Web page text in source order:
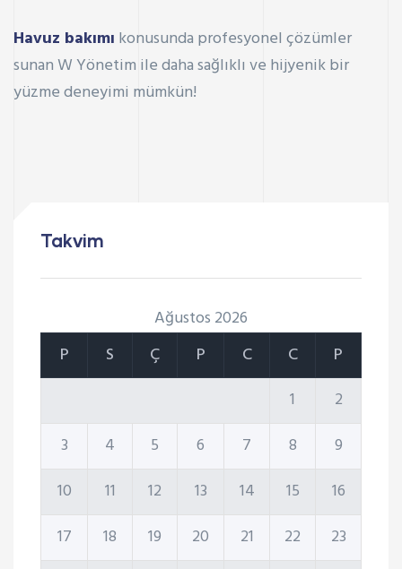
Havuz bakımı konusunda profesyonel çözümler
sunan W Yönetim ile daha sağlıklı ve hijyenik bir
yüzme deneyimi mümkün!
Takvim
Ağustos 2026
P
S Ç P C C
P
1
2
3
4 5 6 7 8
9
10
11 12 13 14 15
16
17
18 19 20 21 22
23